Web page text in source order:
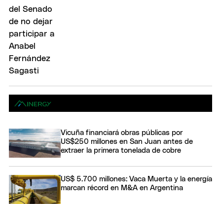
Vicuña financiará obras públicas por
US$250 millones en San Juan antes de
extraer la primera tonelada de cobre
US$ 5.700 millones: Vaca Muerta y la energía
marcan récord en M&A en Argentina